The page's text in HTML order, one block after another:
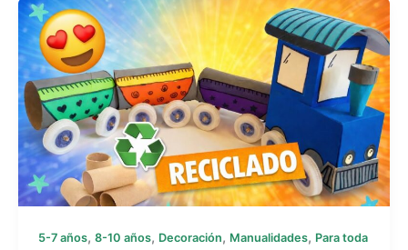
5-7 años, 8-10 años, Decoración, Manualidades, Para toda